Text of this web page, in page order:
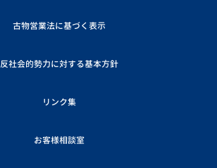
古物営業法に基づく表示
反社会的勢力に対する基本方針
リンク集
お客様相談室